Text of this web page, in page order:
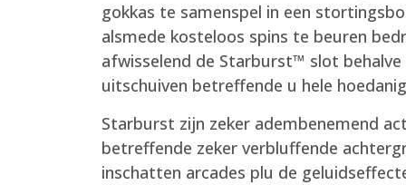
gokkas te samenspel in een
alsmede kosteloos spins te beuren
afwisselend de Starburst™ slot
uitschuiven betreffende u hele
Starburst zijn zeker adembenemend
betreffende zeker verbluffende
inschatten arcades plu de